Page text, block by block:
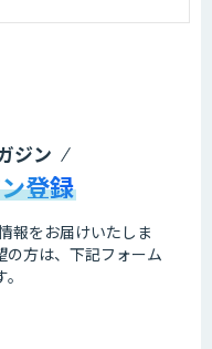
ジン
登録
報をお届けいたしま
の方は、下記フォーム